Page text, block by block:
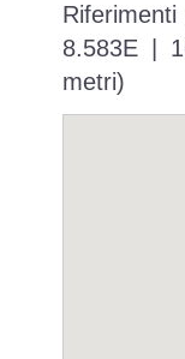
8.583E |
metri)